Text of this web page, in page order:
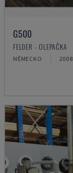
G500
FELDER - OLEPAČKA
NĚMECKO 2008